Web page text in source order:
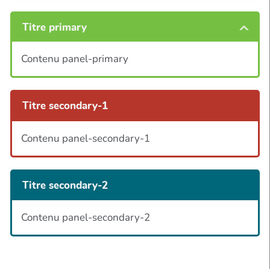
Titre primary
Contenu panel-primary
Titre secondary-1
Contenu panel-secondary-1
Titre secondary-2
Contenu panel-secondary-2